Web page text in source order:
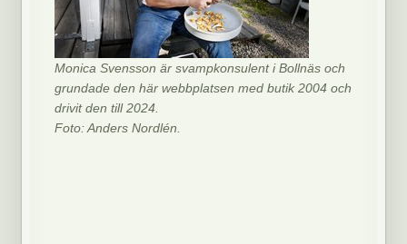
Monica Svensson är svampkonsulent i Bollnäs och
grundade den här webbplatsen med butik 2004 och
drivit den till 2024.
Foto: Anders Nordlén.